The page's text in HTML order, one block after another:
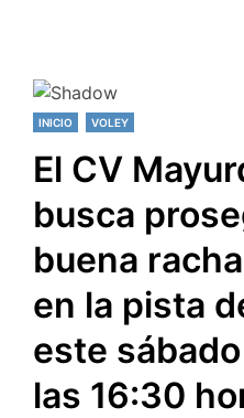
INICIO VOLEY
El CV
busca
buena
en la pista
este
las 16:30